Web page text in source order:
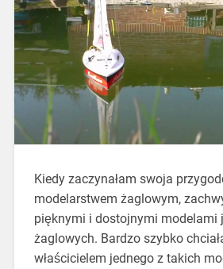
Kiedy zaczynałam swoja
modelarstwem żaglowym,
pięknymi i dostojnymi modelami
żaglowych. Bardzo szybko
właścicielem jednego z takich